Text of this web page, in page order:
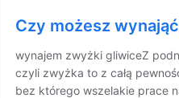
Czy możesz
wynajem zwyżki gliwiceZ
czyli zwyżka to z całą
bez którego wszelakie prace